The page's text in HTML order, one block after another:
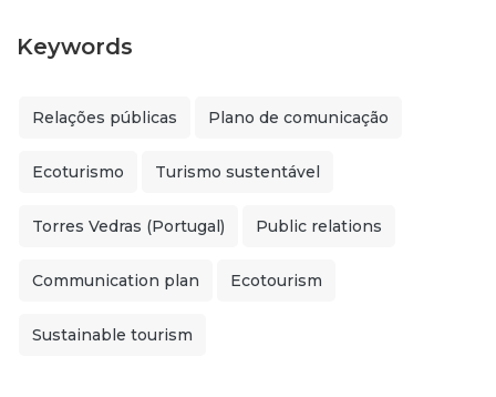
Keywords
Relações públicas Plano de comunicação
Ecoturismo Turismo sustentável
Torres Vedras (Portugal) Public relations
Communication plan Ecotourism
Sustainable tourism